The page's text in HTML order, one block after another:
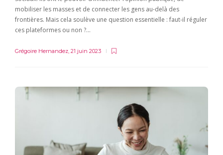
mobiliser les masses et de connecter les gens au-delà des
frontières. Mais cela soulève une question essentielle : faut-il réguler
ces plateformes ou non ?…
Grégoire Hernandez 21 juin 2023